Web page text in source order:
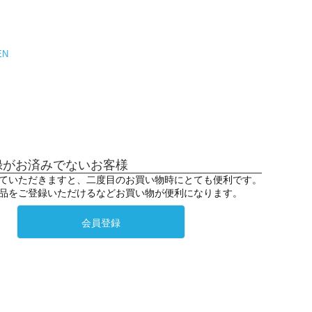
お済みでないお客様
いただきますと、二度目のお買い物時にとても便利です。
をご登録いただけるなどお買い物が便利になります。
会員登録